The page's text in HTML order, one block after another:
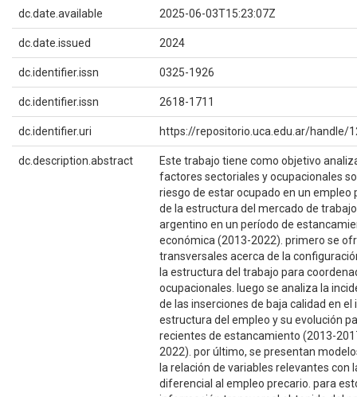
dc.date.available 2025-06-03T15:23:07Z
dc.date.issued 2024
dc.identifier.issn 0325-1926
dc.identifier.issn 2618-1711
dc.identifier.uri https://repositorio.uca.edu.ar/handle/
dc.description.abstract
Este trabajo tiene como objetivo
factores sectoriales y ocupacionales
riesgo de estar ocupado en un empleo
de la estructura del mercado de
argentino en un período de
económica (2013-2022). primero se
transversales acerca de la
la estructura del trabajo para
ocupacionales. luego se analiza la
de las inserciones de baja calidad en el
estructura del empleo y su evolución
recientes de estancamiento (2013-
2022). por último, se presentan
la relación de variables relevantes con
diferencial al empleo precario. para